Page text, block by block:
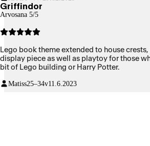
Griffindor
Arvosana 5/5
Lego book theme extended to house
display piece as well as playtoy for those
bit of Lego building or Harry Potter.
Matiss25–34v11.6.2023